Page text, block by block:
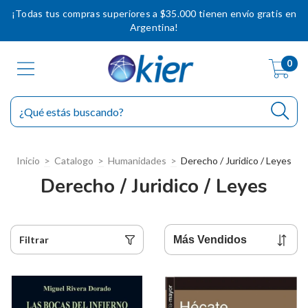
¡Todas tus compras superiores a $35.000 tienen envío gratis en
Argentina!
0
Inicio > Catalogo > Humanidades > Derecho / Juridico / Leyes
Derecho / Juridico / Leyes
Filtrar